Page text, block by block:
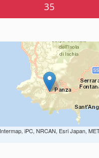
35
iPC, NRCAN, Esri Japan,